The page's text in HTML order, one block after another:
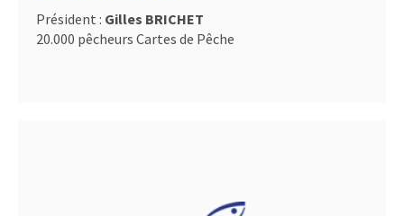
Président : Gilles BRICHET
20.000 pêcheurs Cartes de Pêche